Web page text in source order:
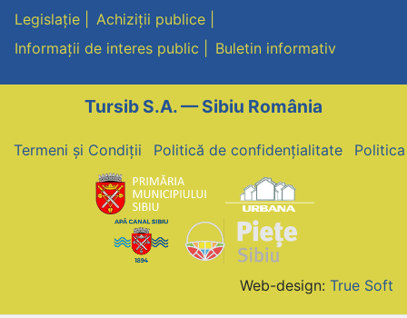
Legislație
Achiziții publice
Informații de interes public
Buletin informativ
Tursib S.A. — Sibiu România
Termeni și Condiții Politică de confidențialitate
Web-design: True Soft